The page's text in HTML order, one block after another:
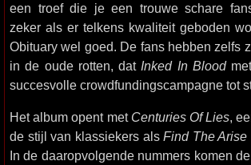
een troef die je een trouwe schare
zeker als er telkens kwaliteit geboden
Obituary wel goed. De fans hebben zelfs
in de oude rotten, dat Inked In Blood
succesvolle crowdfundingscampagne tot
Het album opent met Centuries Of Lies,
de stijl van klassiekers alsFind The Arise
In de daaropvolgende nummers komen